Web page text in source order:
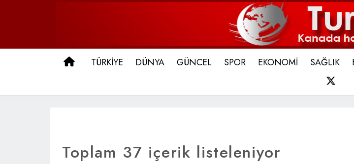
ANA SAYFA
TÜRKİYE DÜNYA GÜNCEL SPOR EKONOMİ SAĞLIK
Toplam 37 içerik listeleniyor